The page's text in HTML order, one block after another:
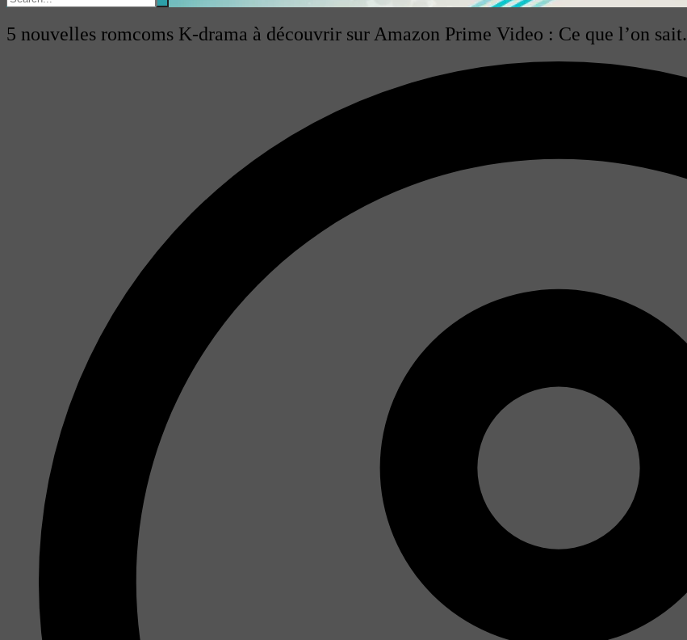
5 nouvelles romcoms K-drama à découvrir sur Amazon Prime Video : Ce que l’on sait.